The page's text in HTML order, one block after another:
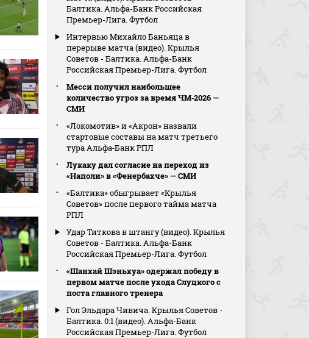
Балтика. Альфа-Банк Российская
Премьер-Лига. Футбол
Интервью Михайло Баньяца в
перерыве матча (видео). Крылья
Советов - Балтика. Альфа-Банк
Российская Премьер-Лига. Футбол
Месси получил наибольшее
количество угроз за время ЧМ‑2026 —
СМИ
«Локомотив» и «Акрон» назвали
стартовые составы на матч третьего
тура Альфа‑Банк РПЛ
Лукаку дал согласие на переход из
«Наполи» в «Фенербахче» — СМИ
«Балтика» обыгрывает «Крылья
Советов» после первого тайма матча
РПЛ
Удар Титкова в штангу (видео). Крылья
Советов - Балтика. Альфа-Банк
Российская Премьер-Лига. Футбол
«Шанхай Шэньхуа» одержал победу в
первом матче после ухода Слуцкого с
поста главного тренера
Гол Эльдара Чивича. Крылья Советов -
Балтика. 0:1 (видео). Альфа-Банк
Российская Премьер-Лига. Футбол